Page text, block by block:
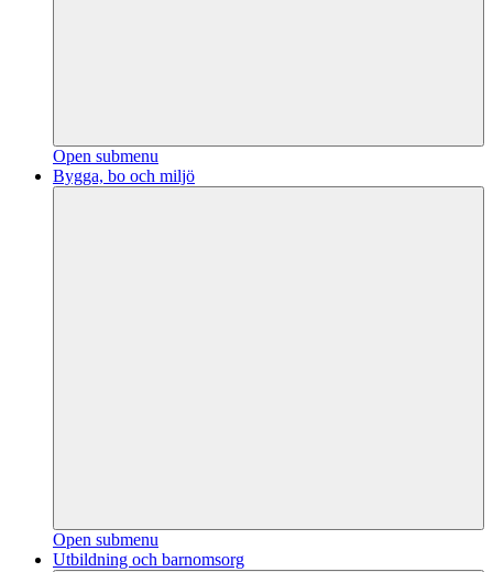
Open submenu
Bygga, bo och miljö
Open submenu
Utbildning och barnomsorg